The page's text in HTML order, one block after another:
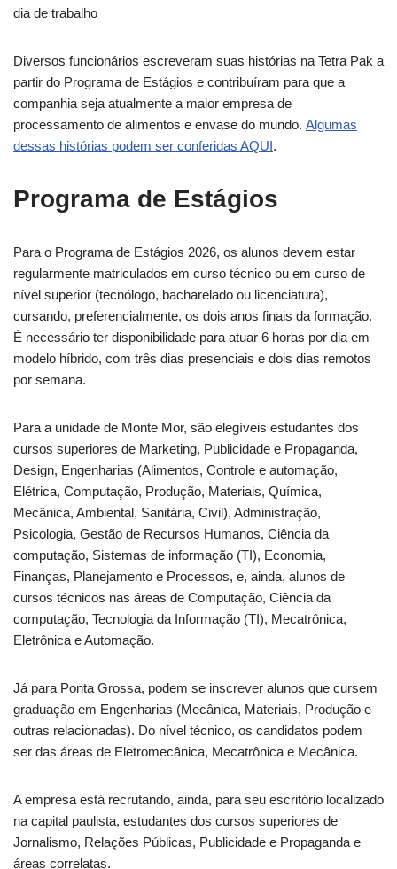
dia de trabalho
Diversos funcionários escreveram suas histórias na Tetra Pak a
partir do Programa de Estágios e contribuíram para que a
companhia seja atualmente a maior empresa de
processamento de alimentos e envase do mundo. Algumas
dessas histórias podem ser conferidas AQUI.
Programa de Estágios
Para o Programa de Estágios 2026, os alunos devem estar
regularmente matriculados em curso técnico ou em curso de
nível superior (tecnólogo, bacharelado ou licenciatura),
cursando, preferencialmente, os dois anos finais da formação.
É necessário ter disponibilidade para atuar 6 horas por dia em
modelo híbrido, com três dias presenciais e dois dias remotos
por semana.
Para a unidade de Monte Mor, são elegíveis estudantes dos
cursos superiores de Marketing, Publicidade e Propaganda,
Design, Engenharias (Alimentos, Controle e automação,
Elétrica, Computação, Produção, Materiais, Química,
Mecânica, Ambiental, Sanitária, Civil), Administração,
Psicologia, Gestão de Recursos Humanos, Ciência da
computação, Sistemas de informação (TI), Economia,
Finanças, Planejamento e Processos, e, ainda, alunos de
cursos técnicos nas áreas de Computação, Ciência da
computação, Tecnologia da Informação (TI), Mecatrônica,
Eletrônica e Automação.
Já para Ponta Grossa, podem se inscrever alunos que cursem
graduação em Engenharias (Mecânica, Materiais, Produção e
outras relacionadas). Do nível técnico, os candidatos podem
ser das áreas de Eletromecânica, Mecatrônica e Mecânica.
A empresa está recrutando, ainda, para seu escritório localizado
na capital paulista, estudantes dos cursos superiores de
Jornalismo, Relações Públicas, Publicidade e Propaganda e
áreas correlatas.